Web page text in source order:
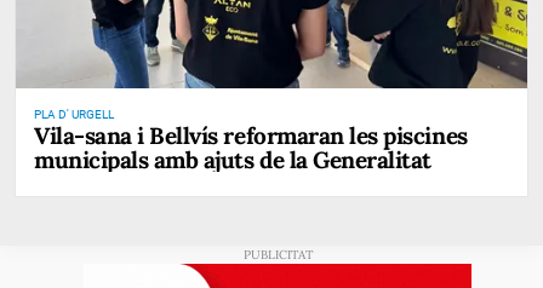
PLA D' URGELL
Vila-sana i Bellvís reformaran les piscines
municipals amb ajuts de la Generalitat